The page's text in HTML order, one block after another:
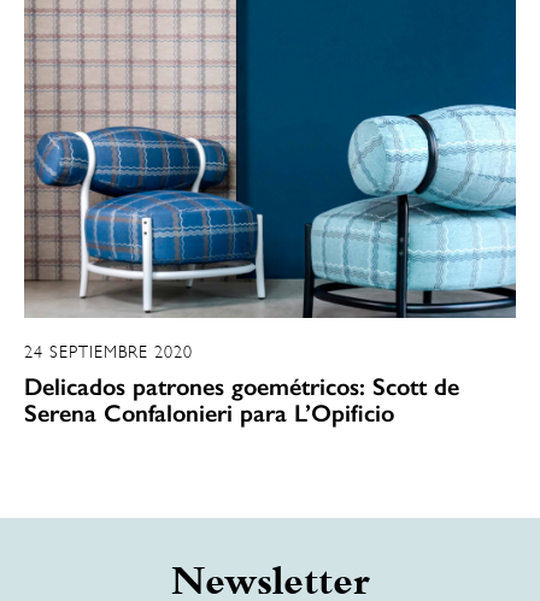
24 SEPTIEMBRE 2020
Delicados patrones goemétricos: Scott de
Serena Confalonieri para L’Opificio
Newsletter